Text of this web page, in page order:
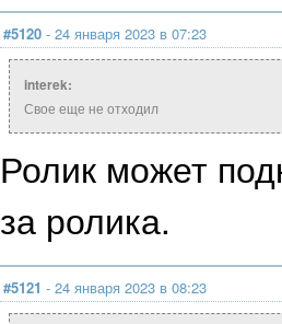
#5120 - 24 января 2023 в 07:23
interek:
Свое еще не отходил
Ролик может
за ролика.
#5121 - 24 января 2023 в 08:23